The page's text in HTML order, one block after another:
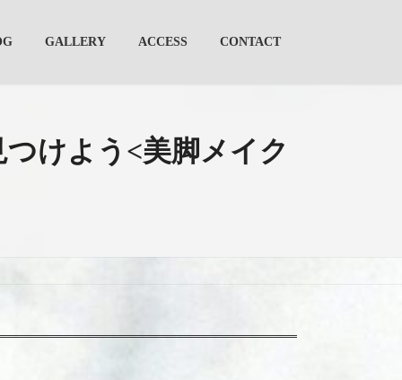
GALLERY ACCESS CONTACT
けよう<美脚メイク